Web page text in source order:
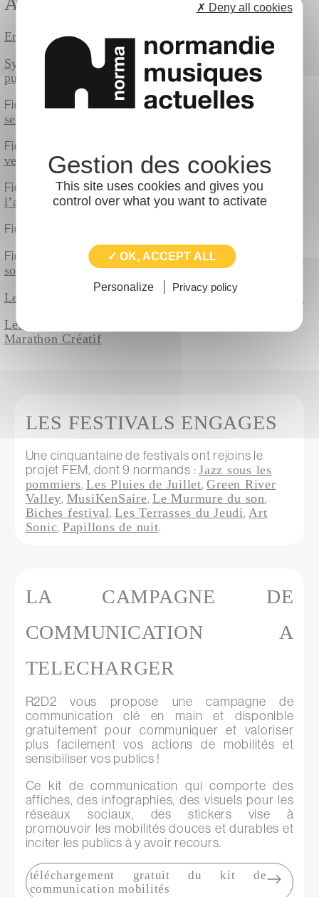
Enquête nationale sur la mobilité des publics
Synthèse de l’enquête nationale sur la mobilité des
publics
Fiche Pratique :Améliorer la communication et la
sensibilisation sur les mobilités durables
Fiche pratique :
venir au festival »
Fiche pratique :Mettre en place des navettes pour
l’acheminement des publics
Fiche Pratique :
Fiche pratique :
Développer les mobilités à vélo pour
son festival
Le replay des webinaires de Festivals en mouvement
Les interventions des expert·es Mobilités lors du
Marathon Créatif
LES FESTIVALS ENGAGES
Une cinquantaine de festivals ont rejoins le
projet FEM, dont 9 normands :Jazz sous les
pommiers,Les Pluies de Juillet,Green River
Valley, MusiKenSaire,Le Murmure du son,
Biches festival,Les Terrasses du Jeudi, Art
Sonic, Papillons de nuit.
LA CAMPAGNE DE
COMMUNICATION A
TELECHARGER
R2D2 vous propose une campagne de
communication clé en main et disponible
gratuitement pour communiquer et valoriser
plus facilement vos actions de mobilités et
sensibiliser vos publics !
Ce kit de communication qui comporte des
affiches, des infographies, des visuels pour les
réseaux sociaux, des stickers vise à
promouvoir les mobilités douces et durables et
inciter les publics à y avoir recours.
téléchargement gratuit du kit de
communication mobilités
This site uses cookies and gives you
control over what you want to activate
✓ OK, ACCEPT ALL
✗ Deny all cookies
Personalize Privacy policy